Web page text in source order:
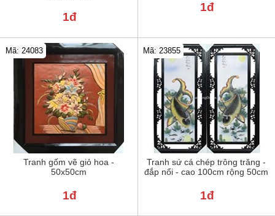
1đ
1đ
Tranh gốm vẽ giỏ hoa -
50x50cm
Mã: 24083
1đ
Tranh sứ cá chép trông trăng -
đắp nổi - cao 100cm rộng 50cm
Mã: 23855
1đ